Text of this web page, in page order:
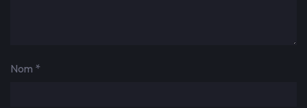
Nom *